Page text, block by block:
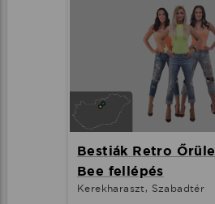
Bestiák Retro
Bee fellépés
Kerekharaszt, Szabadtér